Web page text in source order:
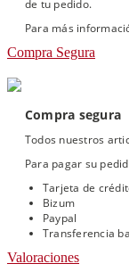
de tu pedido.
Para más
Compra Segura
Compra segura
Todos nuestros
Para pagar su
Tarjeta de
Bizum
Paypal
Transferencia
Valoraciones